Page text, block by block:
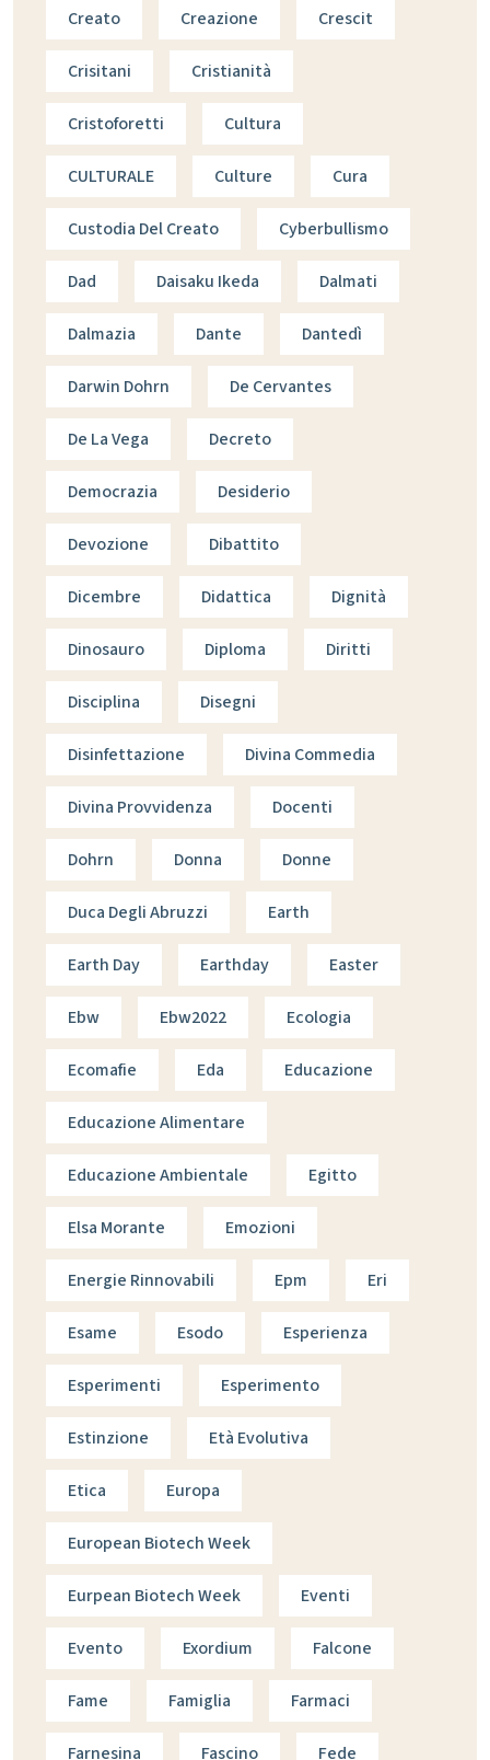
Creato Creazione Crescit
Crisitani Cristianità
Cristoforetti Cultura
CULTURALE Culture Cura
Custodia Del Creato Cyberbullismo
Dad Daisaku Ikeda Dalmati
Dalmazia Dante Dantedì
Darwin Dohrn De Cervantes
De La Vega Decreto
Democrazia Desiderio
Devozione Dibattito
Dicembre Didattica Dignità
Dinosauro Diploma Diritti
Disciplina Disegni
Disinfettazione Divina Commedia
Divina Provvidenza Docenti
Dohrn Donna Donne
Duca Degli Abruzzi Earth
Earth Day Earthday Easter
Ebw Ebw2022 Ecologia
Ecomafie Eda Educazione
Educazione Alimentare
Educazione Ambientale Egitto
Elsa Morante Emozioni
Energie Rinnovabili Epm Eri
Esame Esodo Esperienza
Esperimenti Esperimento
Estinzione Età Evolutiva
Etica Europa
European Biotech Week
Eurpean Biotech Week Eventi
Evento Exordium Falcone
Fame Famiglia Farmaci
Farnesina Fascino Fede